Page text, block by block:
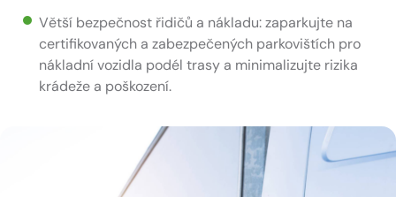
Větší bezpečnost řidičů a nákladu: zaparkujte na
certifikovaných a zabezpečených parkovištích pro
nákladní vozidla podél trasy a minimalizujte rizika
krádeže a poškození.